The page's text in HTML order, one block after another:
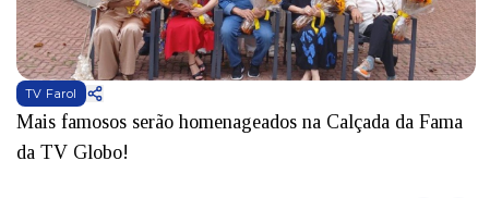
TV Farol
Mais famosos serão homenageados na Calçada da Fama
da TV Globo!